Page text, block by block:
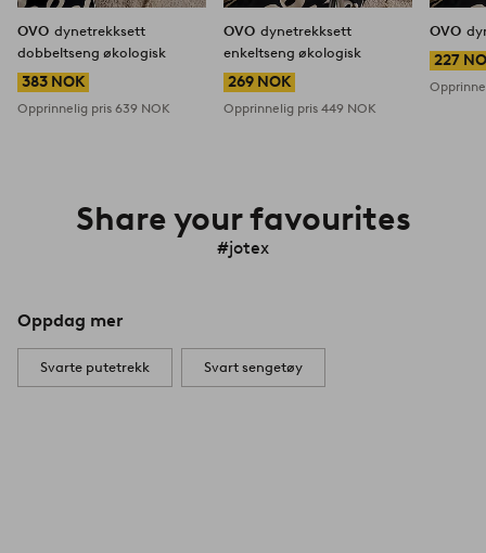
OVO dynetrekksett
dobbeltseng økologisk
383 NOK
Opprinnelig pris 639 NOK
OVO dynetrekksett
enkeltseng økologisk
269 NOK
Opprinnelig pris449 NOK
OVO
227
Share your favourites
#jotex
Oppdag mer
Svarte putetrekk Svart sengetøy